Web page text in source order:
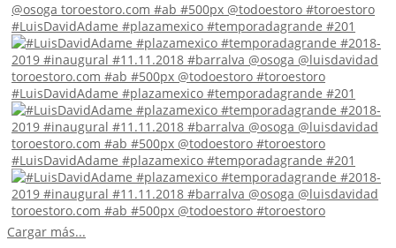
#LuisDavidAdame #plazamexico #temporadagrande #201
#LuisDavidAdame #plazamexico #temporadagrande #201
#LuisDavidAdame #plazamexico #temporadagrande #201
Cargar más...